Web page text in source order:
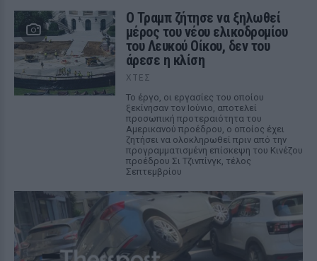
Ο Τραμπ ζήτησε να ξηλωθεί
μέρος του νέου ελικοδρομίου
του Λευκού Οίκου, δεν του
άρεσε η κλίση
ΧΤΕΣ
Το έργο, οι εργασίες του οποίου
ξεκίνησαν τον Ιούνιο, αποτελεί
προσωπική προτεραιότητα του
Αμερικανού προέδρου, ο οποίος έχει
ζητήσει να ολοκληρωθεί πριν από την
προγραμματισμένη επίσκεψη του Κινέζου
προέδρου Σι Τζινπίνγκ, τέλος
Σεπτεμβρίου